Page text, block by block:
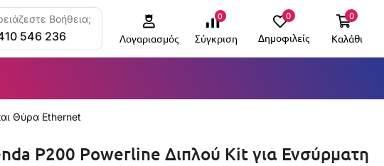
Βοήθεια;
546 236 Λογαριασμός
0
Σύγκριση
0
Δημοφιλείς
0
Καλάθι
Θύρα Ethernet
P200 Powerline Διπλού Kit για Ενσύρματη